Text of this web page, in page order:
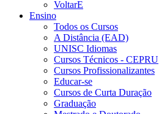
VoltarE
Ensino
Todos os Cursos
A Distância (EAD)
UNISC Idiomas
Cursos Técnicos - CEPRU
Cursos Profissionalizantes
Educar-se
Cursos de Curta Duração
Graduação